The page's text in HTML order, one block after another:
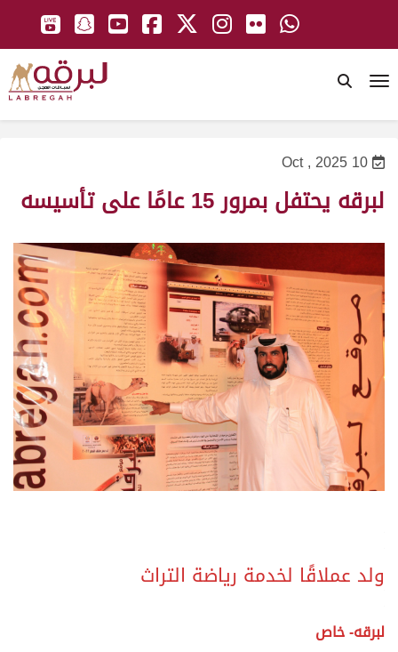
10 Oct , 2025
لبرقه يحتفل بمرور 15 عامًا على تأسيسه
ولد عملاقًا لخدمة رياضة التراث
لبرقه- خاص